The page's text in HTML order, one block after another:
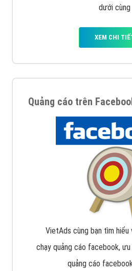
dưới cùng
XEM CHI
Quảng cáo trên
VietAds cùng bạn tìm
chạy quảng cáo facebook,
quảng cáo